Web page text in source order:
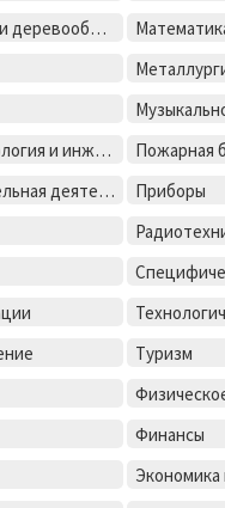
Лесозаготовка и деревообработка
Пищевая технология и инженерия
Пожарная
Правоохранительная деятельность
Приборы
Туризм
Финансы